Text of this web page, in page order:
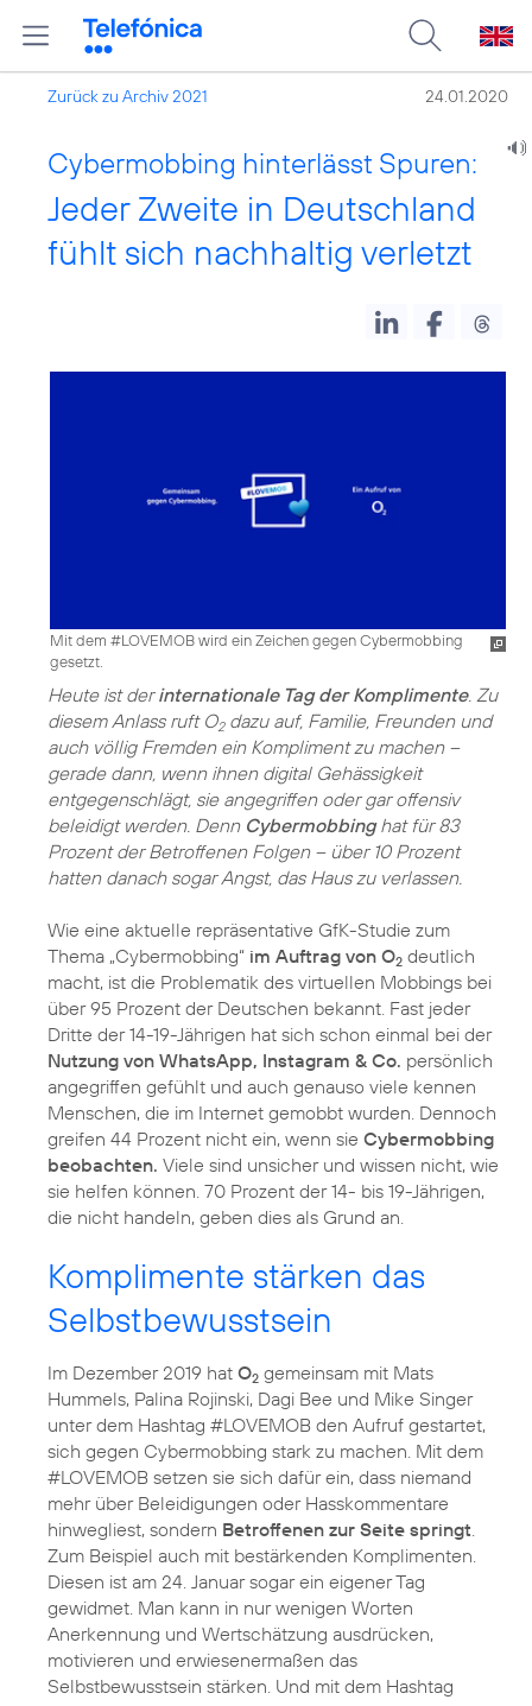
Zurück zu Archiv 2021 24.01.2020
Cybermobbing hinterlässt Spuren:
Jeder Zweite in Deutschland
fühlt sich nachhaltig verletzt
Mit dem #LOVEMOB wird ein Zeichen gegen Cybermobbing
gesetzt.
Heute ist derinternationale Tag der Komplimente. Zu
diesem Anlass ruft O2dazu auf, Familie, Freunden und
auch völlig Fremden ein Kompliment zu machen –
gerade dann, wenn ihnen digital Gehässigkeit
entgegenschlägt, sie angegriffen oder gar offensiv
beleidigt werden. Denn Cybermobbinghat für 83
Prozent der Betroffenen Folgen – über 10 Prozent
hatten danach sogar Angst, das Haus zu verlassen.
Wie eine aktuelle repräsentative GfK-Studie zum
Thema „Cybermobbing“ im Auftrag von O2 deutlich
macht, ist die Problematik des virtuellen Mobbings bei
über 95 Prozent der Deutschen bekannt. Fast jeder
Dritte der 14-19-Jährigen hat sich schon einmal bei der
Nutzung von WhatsApp, Instagram & Co. persönlich
angegriffen gefühlt und auch genauso viele kennen
Menschen, die im Internet gemobbt wurden. Dennoch
greifen 44 Prozent nicht ein, wenn sie Cybermobbing
beobachten. Viele sind unsicher und wissen nicht, wie
sie helfen können. 70 Prozent der 14- bis 19-Jährigen,
die nicht handeln, geben dies als Grund an.
Komplimente stärken das
Selbstbewusstsein
Im Dezember 2019 hat O2 gemeinsam mit Mats
Hummels, Palina Rojinski, Dagi Bee und Mike Singer
unter dem Hashtag #LOVEMOB den Aufruf gestartet,
sich gegen Cybermobbing stark zu machen. Mit dem
#LOVEMOB setzen sie sich dafür ein, dass niemand
mehr über Beleidigungen oder Hasskommentare
hinwegliest, sondern Betroffenen zur Seite springt
Zum Beispiel auch mit bestärkenden Komplimenten.
Diesen ist am 24. Januar sogar ein eigener Tag
gewidmet. Man kann in nur wenigen Worten
Anerkennung und Wertschätzung ausdrücken,
motivieren und erwiesenermaßen das
Selbstbewusstsein stärken. Und mit dem Hashtag